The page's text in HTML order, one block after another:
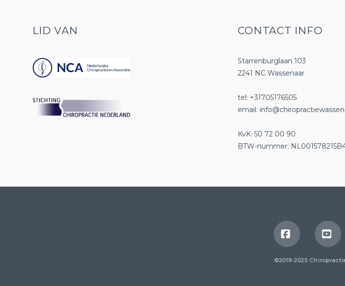
LID VAN CONTACT INFO
Starrenburglaan 103
2241 NC Wassenaar
tel: +31705176505
email:
KvK: 50 72 00 90
BTW-nummer:
Facebook
©2019-2025